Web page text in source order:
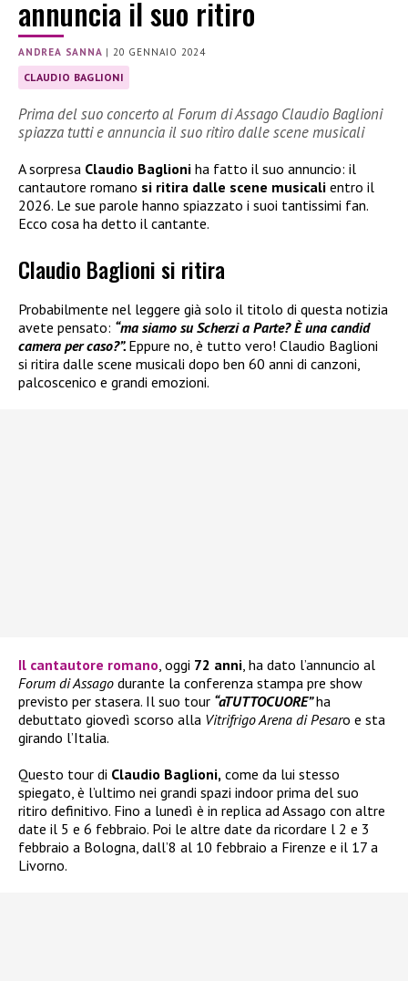
annuncia il suo ritiro
ANDREA SANNA |20 GENNAIO 2024
CLAUDIO BAGLIONI
Prima del suo concerto al Forum di Assago Claudio Baglioni
spiazza tutti e annuncia il suo ritiro dalle scene musicali
A sorpresa Claudio Baglioni ha fatto il suo annuncio: il
cantautore romano si ritira dalle scene musicali entro il
2026. Le sue parole hanno spiazzato i suoi tantissimi fan.
Ecco cosa ha detto il cantante.
Claudio Baglioni si ritira
Probabilmente nel leggere già solo il titolo di questa notizia
avete pensato: “ma siamo su Scherzi a Parte? È una candid
camera per caso?”. Eppure no, è tutto vero! Claudio Baglioni
si ritira dalle scene musicali dopo ben 60 anni di canzoni,
palcoscenico e grandi emozioni.
Il cantautore romano, oggi 72 anni, ha dato l’annuncio al
Forum di Assago durante la conferenza stampa pre show
previsto per stasera. Il suo tour “aTUTTOCUORE”ha
debuttato giovedì scorso alla Vitrifrigo Arena di Pesaro e sta
girando l’Italia.
Questo tour di Claudio Baglioni, come da lui stesso
spiegato, è l’ultimo nei grandi spazi indoor prima del suo
ritiro definitivo. Fino a lunedì è in replica ad Assago con altre
date il 5 e 6 febbraio. Poi le altre date da ricordare l 2 e 3
febbraio a Bologna, dall’8 al 10 febbraio a Firenze e il 17 a
Livorno.